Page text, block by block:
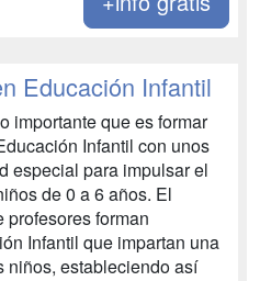
Educación Infantil
importante que es formar
Infantil con unos
especial para impulsar el
de 0 a 6 años. El
forman
Infantil que impartan una
niños, estableciendo así